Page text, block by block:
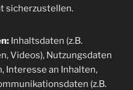
sicherzustellen.
Inhaltsdaten (z.B.
Videos), Nutzungsdaten
Interesse an Inhalten,
(z.B.